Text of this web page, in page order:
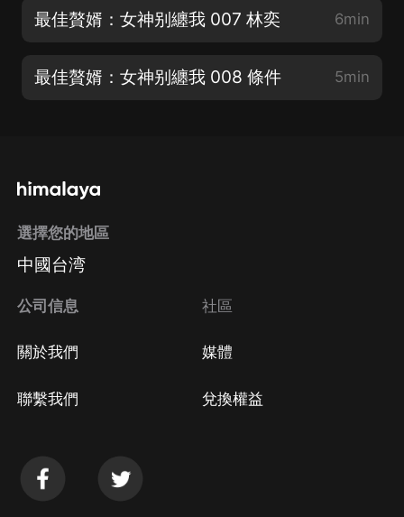
最佳贅婿：女神别纏我 007 林奕 6min
最佳贅婿：女神别纏我 008 條件 5min
選擇您的地區
中國台湾
公司信息
關於我們
聯繫我們
社區
媒體
兌換權益